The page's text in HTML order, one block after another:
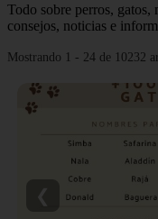
Todo sobre perros, gatos,
consejos, noticias e
Mostrando 1 - 24 de 10232
❮